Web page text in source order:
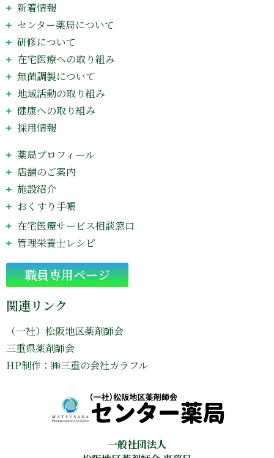
新着情報
センター薬局について
研修について
在宅医療への取り組み
無菌調製について
地域活動の取り組み
健康への取り組み
採用情報
薬局プロフィール
店舗のご案内
施設紹介
おくすり手帳
在宅医療サービス相談窓口
管理栄養士レシピ
職員専用ページ
Go
関連リンク
（一社）松阪地区薬剤師会
三重県薬剤師会
HP制作：㈱三重の会社カラフル
一般社団法人